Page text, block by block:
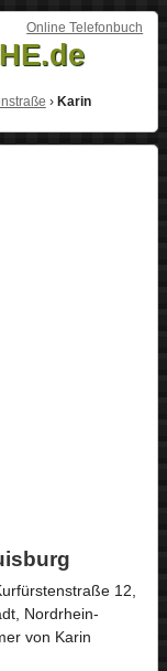
Online Telefonbuch
› Karin
12,
Nordrhein-
von Karin